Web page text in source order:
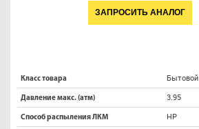
ЗАПРОСИТЬ АНАЛОГ
Класс товара Бытовой
Давление макс. (атм) 3.95
Способ распыления ЛКМ HP